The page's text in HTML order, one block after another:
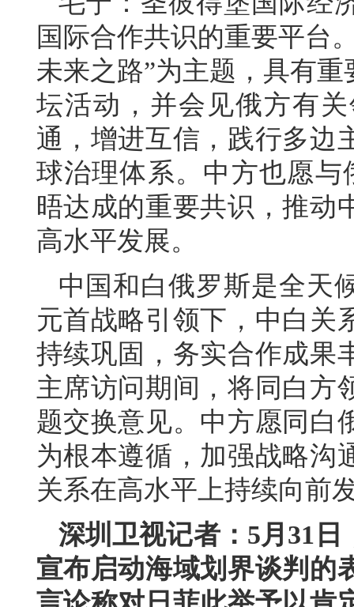
国际合作共识的重要平台
未来之路”为主题，具有
坛活动，并会见俄方有
通，增进互信，践行多边
球治理体系。中方也愿
晤达成的重要共识，推动
高水平发展。
中国和白俄罗斯是全天
元首战略引领下，中白关
持续巩固，务实合作成果
主席访问期间，将同白方
题交换意见。中方愿同白
为根本遵循，加强战略沟
关系在高水平上持续向前
深圳卫视记者：5月31
宣布启动海域划界谈判的